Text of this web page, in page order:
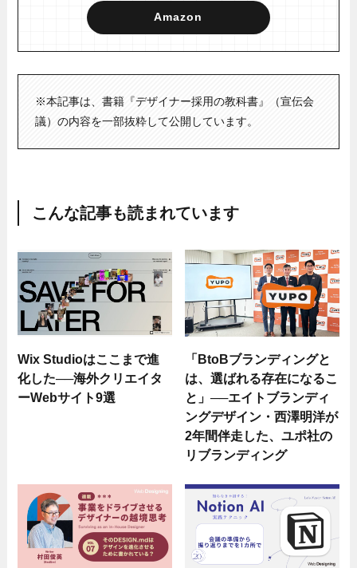
Amazon
※本記事は、書籍『デザイナー採用の教科書』（宣伝会
議）の内容を一部抜粋して公開しています。
こんな記事も読まれています
Wix Studioはここまで進
化した──海外クリエイタ
ーWebサイト9選
「BtoBブランディングと
は、選ばれる存在になるこ
と」──エイトブランディ
ングデザイン・西澤明洋が
2年間伴走した、ユポ社の
リブランディング